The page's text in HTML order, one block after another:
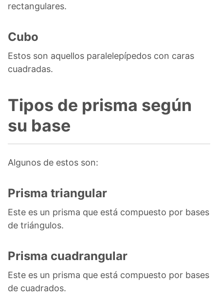
rectangulares.
Cubo
Estos son aquellos paralelepípedos con caras
cuadradas.
Tipos de prisma según
su base
Algunos de estos son:
Prisma triangular
Este es un prisma que está compuesto por bases
de triángulos.
Prisma cuadrangular
Este es un prisma que está compuesto por bases
de cuadrados.